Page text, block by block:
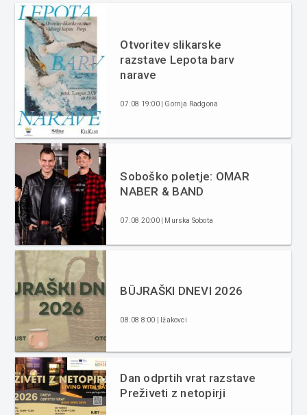
Otvoritev slikarske
razstave Lepota barv
narave
07.08 19:00 | Gornja Radgona
Soboško poletje: OMAR
NABER & BAND
07.08 20:00 | Murska Sobota
BÜJRAŠKI DNEVI 2026
08.08 8:00 | Ižakovci
Dan odprtih vrat razstave
Preživeti z netopirji